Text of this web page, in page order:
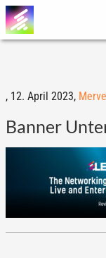
, 12. April 2023,
Banner